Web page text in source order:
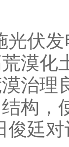
伏发
漠化
治理
构，
俊廷